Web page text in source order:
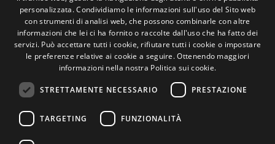
Contatto
Camino de los Huertos, S/N. Apdo 100 .
50620 - Casetas (Zaragoza) Spagna
+(34) 976 462 121
ITALIAN
PORTUGUESE
personalizzata. Condividiamo le informazioni sull'uso del Sito web
con strumenti di analisi web, che possono combinarle con altre
informazioni che lei ci ha fornito o raccolte dall'uso che ha fatto dei
servizi. Può accettare tutti i cookie, rifiutare tutti i cookie o impostare
le preferenze relative ai cookie a seguire. Ottenendo maggiori
informazioni nella nostra Politica sui cookie.
STRETTAMENTE NECESSARIO PRESTAZIONE
TARGETING FUNZIONALITÀ